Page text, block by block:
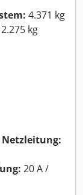
4.371 kg
2.275 kg
20 A /